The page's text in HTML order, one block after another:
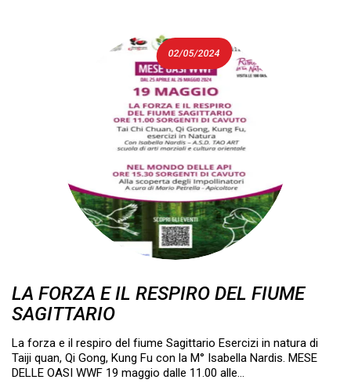
LA FORZA E IL RESPIRO DEL FIUME
SAGITTARIO
La forza e il respiro del fiume Sagittario Esercizi in natura di
Taiji quan, Qi Gong, Kung Fu con la M° Isabella Nardis. MESE
DELLE OASI WWF 19 maggio dalle 11.00 alle…
02/05/2024